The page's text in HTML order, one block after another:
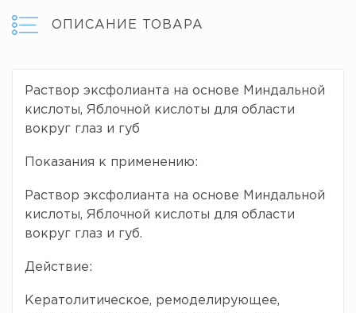
ОПИСАНИЕ ТОВАРА
Раствор эксфолианта на основе Миндальной
кислоты, Яблочной кислоты для области
вокруг глаз и губ
Показания к применению:
Раствор эксфолианта на основе Миндальной
кислоты, Яблочной кислоты для области
вокруг глаз и губ.
Действие:
Кератолитическое, ремоделирующее,